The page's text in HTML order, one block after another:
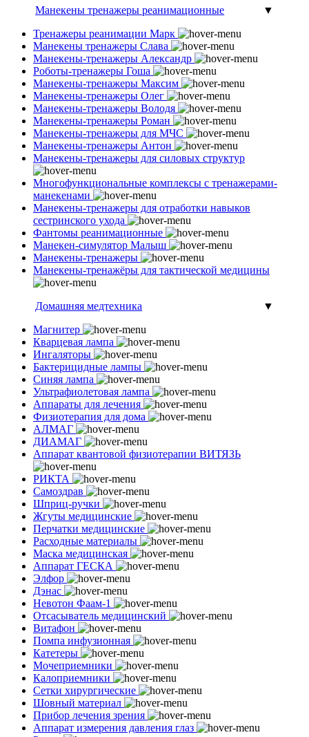
Манекены тренажеры реанимационные
▼
Тренажеры реанимации Марк
Манекены тренажеры Слава
Манекены-тренажеры Александр
Роботы-тренажеры Гоша
Манекены-тренажеры Максим
Манекены-тренажеры Олег
Манекены-тренажеры Володя
Манекены-тренажеры Роман
Манекены-тренажеры для МЧС
Манекены-тренажеры Антон
Манекены-тренажеры для силовых структур
Многофункциональные комплексы с тренажерами-
манекенами
Манекены-тренажеры для отработки навыков
сестринского ухода
Фантомы реанимационные
Манекен-симулятор Малыш
Манекены-тренажеры
Манекены-тренажёры для тактической медицины
Домашняя медтехника
▼
Магнитер
Кварцевая лампа
Ингаляторы
Бактерицидные лампы
Синяя лампа
Ультрафиолетовая лампа
Аппараты для лечения
Физиотерапия для дома
АЛМАГ
ДИАМАГ
Аппарат квантовой физиотерапии ВИТЯЗЬ
РИКТА
Самоздрав
Шприц-ручки
Жгуты медицинские
Перчатки медицинские
Расходные материалы
Маска медицинская
Аппарат ГЕСКА
Элфор
Дэнас
Невотон Фаам-1
Отсасыватель медицинский
Витафон
Помпа инфузионная
Катетеры
Мочеприемники
Калоприемники
Сетки хирургические
Шовный материал
Прибор лечения зрения
Аппарат измерения давления глаз